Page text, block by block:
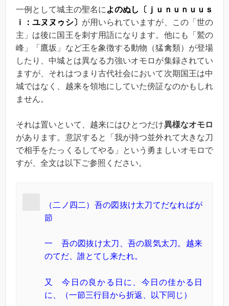
一例として城主の聖名に よのぬし〔ｊｕｎｕｎｕｕｓ
ｉ：ユヌヌゥシ〕 が用いられていますが、この「世の
主」は後に国王を刺す用語になります。他にも「鷲の
峰」「鷹坂」など王を象徴する動物（猛禽類）が登場
したり、中城とは異なる力強いオモロが集録されてい
ますが、それはつまり古代社会において次期国王は中
城ではなく、越来を領地にしていた傍証なのかもしれ
ません。
それは置いといて、越来にはひとつだけ異様なオモロ
があります。意訳すると「我が持つ並外れて大きな刀
で相手をたっくるしてやる」という勇ましいオモロで
すが、全文は以下ご参照ください。
（二ノ四二）吾の図抜け太刀てだなればが
節
一 吾の図抜け太刀、吾の親気太刀。越来
のてだ、誰とてし来たれ。
又 今日の良かる日に、 今日の佳かる日
に、
（一節三行目から折返、以下同じ）